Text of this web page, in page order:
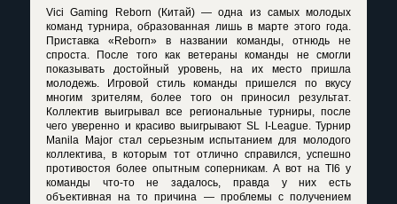
Vici Gaming Reborn (Китай) — одна из самых молодых
команд турнира, образованная лишь в марте этого года.
Приставка «Reborn» в названии команды, отнюдь не
спроста. После того как ветераны команды не смогли
показывать достойный уровень, на их место пришла
молодежь. Игровой стиль команды пришелся по вкусу
многим зрителям, более того он приносил результат.
Коллектив выигрывал все региональные турниры, после
чего уверенно и красиво выигрывают SL I-League. Турнир
Manila Major стал серьезным испытанием для молодого
коллектива, в которым тот отлично справился, успешно
противостоя более опытным соперникам. А вот на TI6 у
команды что-то не задалось, правда у них есть
объективная на то причина — проблемы с получением